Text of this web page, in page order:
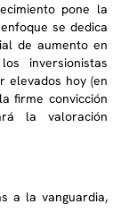
pone la
se dedica
de aumento en
inversionistas
elevados hoy (en
firme convicción
la valoración
a la vanguardia,